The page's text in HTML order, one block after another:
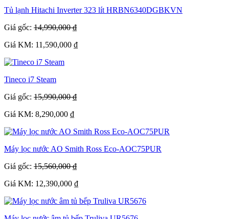
Tủ lạnh Hitachi Inverter 323 lít HRBN6340DGBKVN
Giá gốc: 14,990,000 ₫
Giá KM: 11,590,000 ₫
Tineco i7 Steam
Giá gốc: 15,990,000 ₫
Giá KM: 8,290,000 ₫
Máy lọc nước AO Smith Ross Eco-AOC75PUR
Giá gốc: 15,560,000 ₫
Giá KM: 12,390,000 ₫